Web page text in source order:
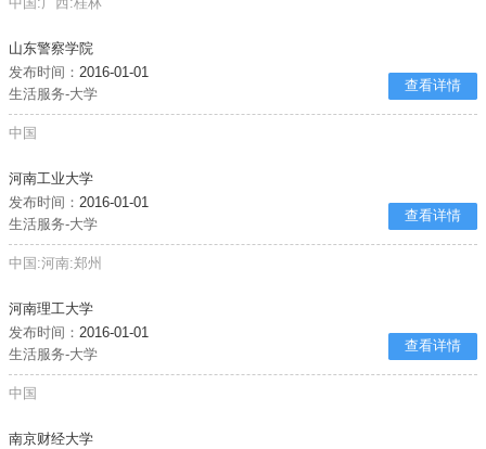
山东警察学院
发布时间：2016-01-01
生活服务-大学
查看详情
中国
河南工业大学
发布时间：2016-01-01
生活服务-大学
查看详情
中国:河南:郑州
河南理工大学
发布时间：2016-01-01
生活服务-大学
查看详情
中国
南京财经大学